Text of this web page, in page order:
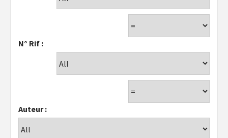
N° Rif :
Auteur :